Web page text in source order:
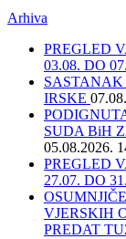
Arhiva
PREGLED
03.08. DO
IRSKE
SUDA BiH
05.08.2026.
PREGLED
27.07. DO
VJERSKIH
PREDAT